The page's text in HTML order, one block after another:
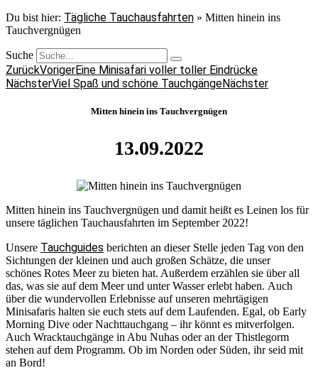
Du bist hier: Tägliche Tauchausfahrten » Mitten hinein ins
Tauchvergnügen
Suche
ZurückVorigerEine Minisafari voller toller Eindrücke
NächsterViel Spaß und schöne TauchgängeNächster
Mitten hinein ins Tauchvergnügen
13.09.2022
Mitten hinein ins Tauchvergnügen und damit heißt es Leinen los für
unsere täglichen Tauchausfahrten im September 2022!
Unsere Tauchguides berichten an dieser Stelle jeden Tag von den
Sichtungen der kleinen und auch großen Schätze, die unser
schönes Rotes Meer zu bieten hat. Außerdem erzählen sie über all
das, was sie auf dem Meer und unter Wasser erlebt haben. Auch
über die wundervollen Erlebnisse auf unseren mehrtägigen
Minisafaris halten sie euch stets auf dem Laufenden. Egal, ob Early
Morning Dive oder Nachttauchgang – ihr könnt es mitverfolgen.
Auch Wracktauchgänge in Abu Nuhas oder an der Thistlegorm
stehen auf dem Programm. Ob im Norden oder Süden, ihr seid mit
an Bord!